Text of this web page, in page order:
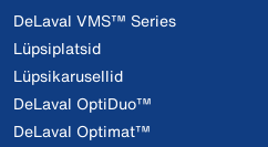
DeLaval VMS™ Series
Lüpsiplatsid
Lüpsikarusellid
DeLaval OptiDuo™
DeLaval Optimat™